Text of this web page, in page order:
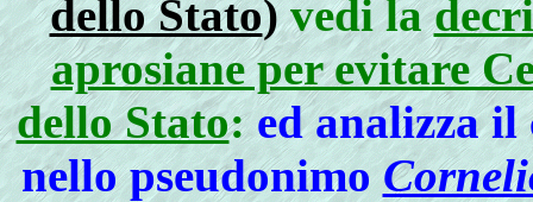
dello Stato)vedi la
aprosiane per evitare
dello Stato:ed analizza
nello pseudonimo